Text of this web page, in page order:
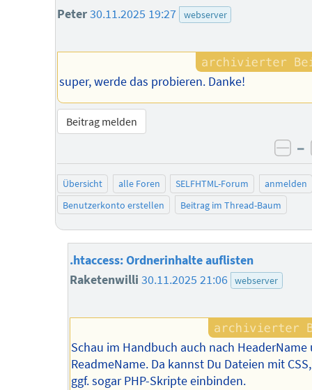
Peter30.11.2025 19:27 webserver
super, werde das probieren. Danke!
Beitrag melden
–
Übersicht alle Foren SELFHTML-Forum
anmelden
Benutzerkonto erstellen
Beitrag im Thread-Baum
.htaccess: Ordnerinhalte auflisten
Raketenwilli 30.11.2025 21:06 webserver
Schau im Handbuch auch nach HeaderName
ReadmeName. Da kannst Du Dateien mit
ggf. sogar PHP-Skripte einbinden.